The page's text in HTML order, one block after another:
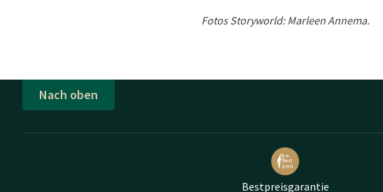
Fotos Storyworld: Marleen Annema.
Nach oben
Bestpreisgarantie